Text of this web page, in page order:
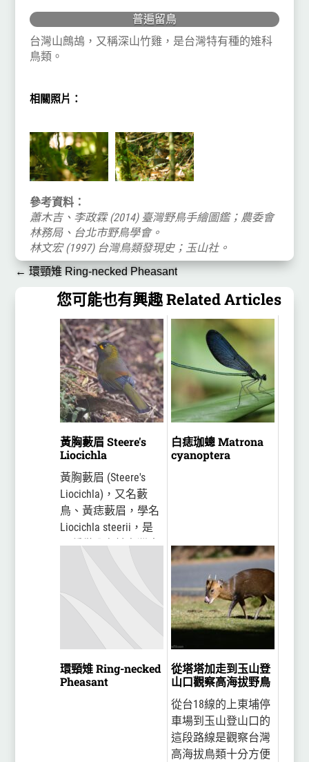
普遍留鳥
台灣山鷓鴣，又稱深山竹雞，是台灣特有種的雉科
鳥類。
相關照片：
參考資料：
蕭木吉、李政霖 (2014) 臺灣野鳥手繪圖鑑；農委會
林務局、台北市野鳥學會。
林文宏 (1997) 台灣鳥類發現史；玉山社。
←環頸雉 Ring-necked Pheasant
您可能也有興趣 Related Articles
黃胸藪眉 Steere's
Liocichla
黃胸藪眉 (Steere's
Liocichla)，又名藪
鳥、黃痣藪眉，學名
Liocichla steerii，是
一種僅分布於台灣中
海拔山區的特有種噪
眉科鳥類，性不怕
人，是十分容易觀察
的鳥類。
白痣珈蟌 Matrona
cyanoptera
環頸雉 Ring-necked
Pheasant
從塔塔加走到玉山登
山口觀察高海拔野鳥
從台18線的上東埔停
車場到玉山登山口的
這段路線是觀察台灣
高海拔鳥類十分方便